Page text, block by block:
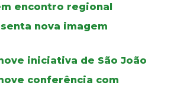
encontro regional
nova imagem
iniciativa de São João
conferência com